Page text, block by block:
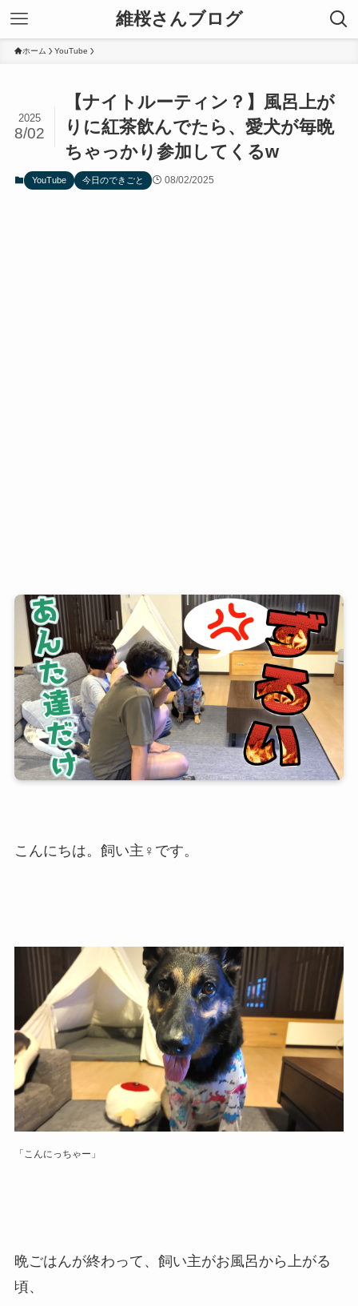
維桜さんブログ
ホーム YouTube
【ナイトルーティン？】風呂上が
りに紅茶飲んでたら、愛犬が毎晩
ちゃっかり参加してくるw
2025
8/02
YouTube 今日のできごと 08/02/2025
こんにちは。飼い主♀です。
「こんにっちゃー」
晩ごはんが終わって、飼い主がお風呂から上がる
頃、